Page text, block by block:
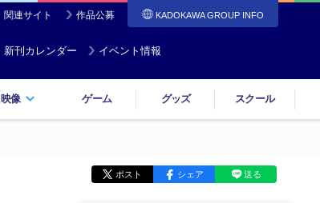
関連サイト 作品公募 KADOKAWA GROUP INFO
新刊カレンダー イベント情報
映像 ゲーム グッズ スクール
ポスト シェア 送る